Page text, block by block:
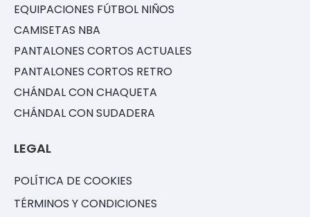
EQUIPACIONES FÚTBOL NIÑOS
CAMISETAS NBA
PANTALONES CORTOS ACTUALES
PANTALONES CORTOS RETRO
CHÁNDAL CON CHAQUETA
CHÁNDAL CON SUDADERA
LEGAL
POLÍTICA DE COOKIES
TÉRMINOS Y CONDICIONES